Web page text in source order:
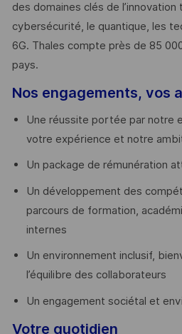
des domaines clés de l’innovation
cybersécurité, le quantique, les
6G. Thales compte près de 85
pays. ​
Nos engagements, vos
Une réussite portée par notre
votre expérience et notre
Un package de rémunération
Un développement des
parcours de formation,
internes
Un environnement inclusif,
l’équilibre des collaborateurs
Un engagement sociétal et
Votre quotidien